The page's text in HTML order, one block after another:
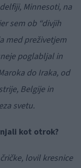
Minnesoti, na
sem ob “divjih
med preživetjem
poglabljal in
do Iraka, od
Belgije in
svetu.
kot otrok?
lovil kresnice